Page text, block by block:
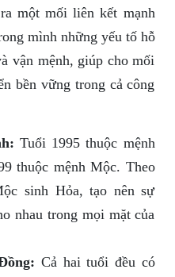
một mối liên kết mạnh
mình những yếu tố hỗ
vận mệnh, giúp cho mối
bền vững trong cả công
Tuổi 1995 thuộc mệnh
thuộc mệnh Mộc. Theo
sinh Hỏa, tạo nên sự
nhau trong mọi mặt của
Cả hai tuổi đều có